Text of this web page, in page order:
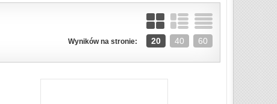
Wyników na stronie: 20 40 60
ZOBACZ SZCZEGÓŁY